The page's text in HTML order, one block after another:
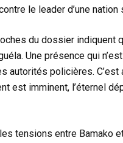
le leader d’une nation
du dossier indiquent
Une présence qui
autorités policières. C’est
est imminent, l’éternel
tensions entre Bamako